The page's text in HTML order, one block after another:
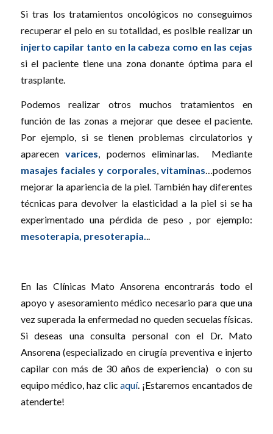
Si tras los tratamientos oncológicos no conseguimos
recuperar el pelo en su totalidad, es posible realizar un
injerto capilar tanto en la cabeza como en las cejas
si el paciente tiene una zona donante óptima para el
trasplante.
Podemos realizar otros muchos tratamientos en
función de las zonas a mejorar que desee el paciente.
Por ejemplo, si se tienen problemas circulatorios y
aparecenvarices, podemos eliminarlas. Mediante
masajes faciales y corporales,vitaminas…podemos
mejorar la apariencia de la piel. También hay diferentes
técnicas para devolver la elasticidad a la piel si se ha
experimentado una pérdida de peso , por ejemplo:
mesoterapia, presoterapia...
En las Clínicas Mato Ansorena encontrarás todo el
apoyo y asesoramiento médico necesario para que una
vez superada la enfermedad no queden secuelas físicas.
Si deseas una consulta personal con el Dr. Mato
Ansorena (especializado en cirugía preventiva e injerto
capilar con más de 30 años de experiencia) o con su
equipo médico, haz clicaquí. ¡Estaremos encantados de
atenderte!